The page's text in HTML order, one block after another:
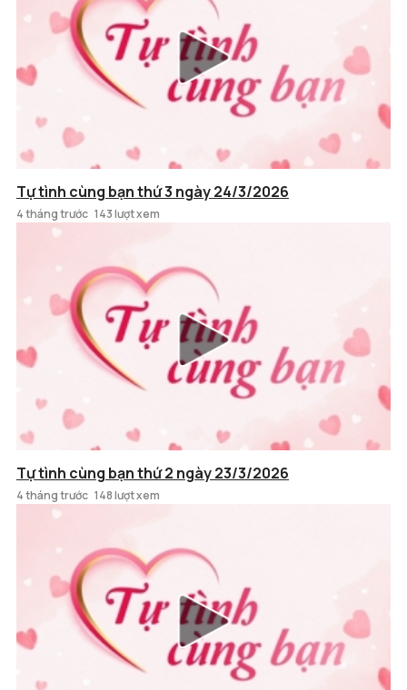
Tự tình cùng bạn thứ 3 ngày 24/3/2026
4 tháng trước 143 lượt xem
Tự tình cùng bạn thứ 2 ngày 23/3/2026
4 tháng trước 148 lượt xem